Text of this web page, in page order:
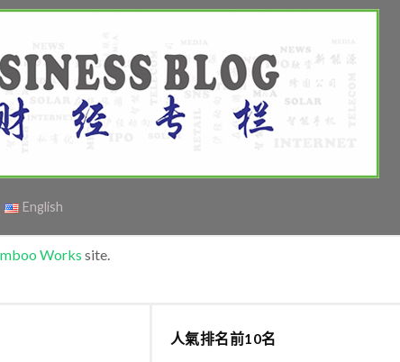
English
Works site.
人氣排名前10名